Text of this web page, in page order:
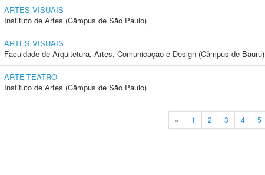
ARTES VISUAIS
Instituto de Artes (Câmpus de São Paulo)
ARTES VISUAIS
Faculdade de Arquitetura, Artes, Comunicação e Design (Câmpus de Bauru)
ARTE-TEATRO
Instituto de Artes (Câmpus de São Paulo)
« 1 2 3 4 5